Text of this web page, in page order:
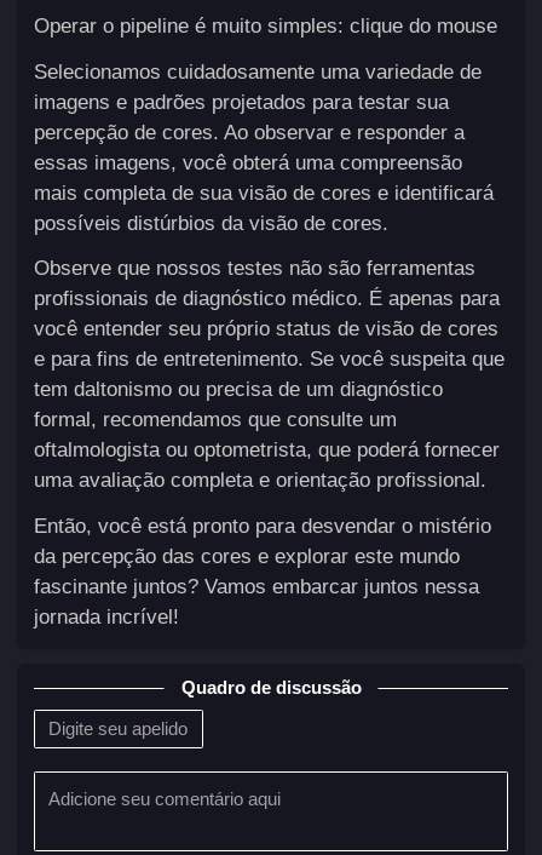
Operar o pipeline é muito simples: clique do mouse
Selecionamos cuidadosamente uma variedade de
imagens e padrões projetados para testar sua
percepção de cores. Ao observar e responder a
essas imagens, você obterá uma compreensão
mais completa de sua visão de cores e identificará
possíveis distúrbios da visão de cores.
Observe que nossos testes não são ferramentas
profissionais de diagnóstico médico. É apenas para
você entender seu próprio status de visão de cores
e para fins de entretenimento. Se você suspeita que
tem daltonismo ou precisa de um diagnóstico
formal, recomendamos que consulte um
oftalmologista ou optometrista, que poderá fornecer
uma avaliação completa e orientação profissional.
Então, você está pronto para desvendar o mistério
da percepção das cores e explorar este mundo
fascinante juntos? Vamos embarcar juntos nessa
jornada incrível!
Quadro de discussão